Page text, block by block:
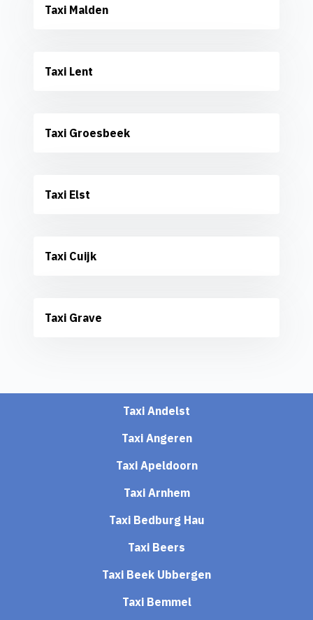
Taxi Malden
Taxi Lent
Taxi Groesbeek
Taxi Elst
Taxi Cuijk
Taxi Grave
Taxi Andelst
Taxi Angeren
Taxi Apeldoorn
Taxi Arnhem
Taxi Bedburg Hau
Taxi Beers
Taxi Beek Ubbergen
Taxi Bemmel